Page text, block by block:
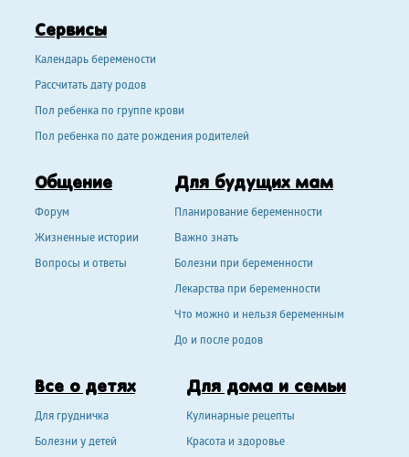
Сервисы
Календарь беремености
Рассчитать дату родов
Пол ребенка по группе крови
Пол ребенка по дате рождения родителей
Общение
Форум
Жизненные истории
Вопросы и ответы
Для будущих мам
Планирование беременности
Важно знать
Болезни при беременности
Лекарства при беременности
Что можно и нельзя беременным
До и после родов
Все о детях
Для грудничка
Болезни у детей
Для дома и семьи
Кулинарные рецепты
Красота и здоровье